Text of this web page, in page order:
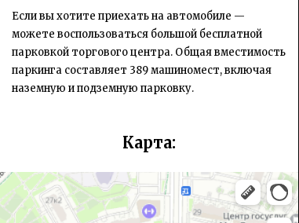
Если вы хотите приехать на автомобиле —
можете воспользоваться большой бесплатной
парковкой торгового центра. Общая вместимость
паркинга составляет 389 машиномест, включая
наземную и подземную парковку.
Карта:
Inmyroom
Магазин мебели в Москве